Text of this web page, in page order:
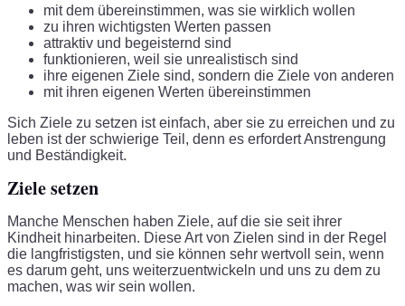
mit dem übereinstimmen, was sie wirklich wollen
zu ihren wichtigsten Werten passen
attraktiv und begeisternd sind
funktionieren, weil sie unrealistisch sind
ihre eigenen Ziele sind, sondern die Ziele von anderen
mit ihren eigenen Werten übereinstimmen
Sich Ziele zu setzen ist einfach, aber sie zu erreichen und zu
leben ist der schwierige Teil, denn es erfordert Anstrengung
und Beständigkeit.
Ziele setzen
Manche Menschen haben Ziele, auf die sie seit ihrer
Kindheit hinarbeiten. Diese Art von Zielen sind in der Regel
die langfristigsten, und sie können sehr wertvoll sein, wenn
es darum geht, uns weiterzuentwickeln und uns zu dem zu
machen, was wir sein wollen.